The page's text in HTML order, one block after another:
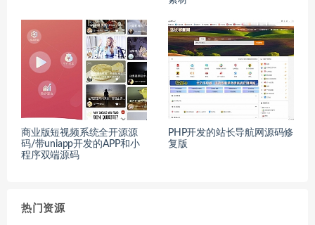
商业版短视频系统全开源源
码/带uniapp开发的APP和小
程序双端源码
PHP开发的站长导航网源码修
复版
热门资源